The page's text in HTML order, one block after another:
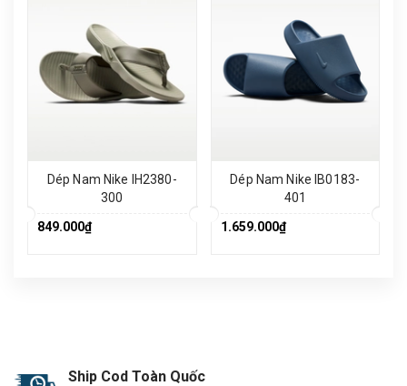
Dép Nam Nike IH2380-
300
849.000₫
Dép Nam Nike IB0183-
401
1.659.000₫
Ship Cod Toàn Quốc